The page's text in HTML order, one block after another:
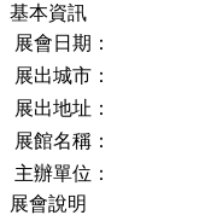
基本資訊
展會日期：
展出城市：
展出地址：
展館名稱：
主辦單位：
展會說明